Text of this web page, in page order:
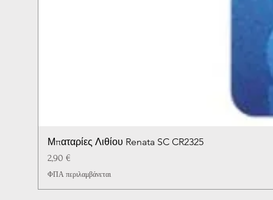
Μπαταρίες Λιθίου Renata SC CR2325
Τιμή
2,90 €
ΦΠΑ περιλαμβάνεται